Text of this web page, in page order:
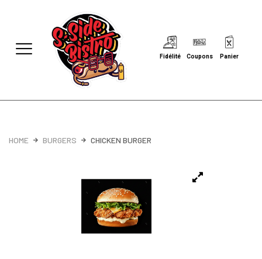
Fidélité Coupons Panier
HOME BURGERS CHICKEN BURGER